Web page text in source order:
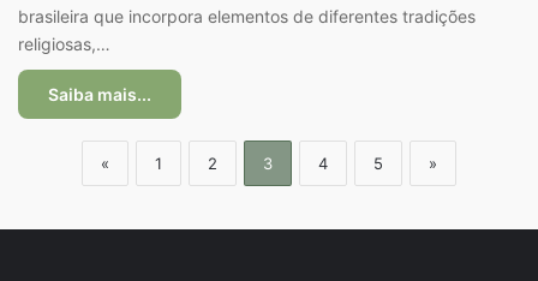
brasileira que incorpora elementos de diferentes tradições
religiosas,…
Saiba mais...
« 1 2 3 4 5 »